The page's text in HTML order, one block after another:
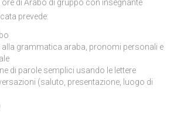
ore di Arabo di gruppo con insegnante
prevede:
alla grammatica araba, pronomi personali e
di parole semplici usando le lettere
(saluto, presentazione, luogo di